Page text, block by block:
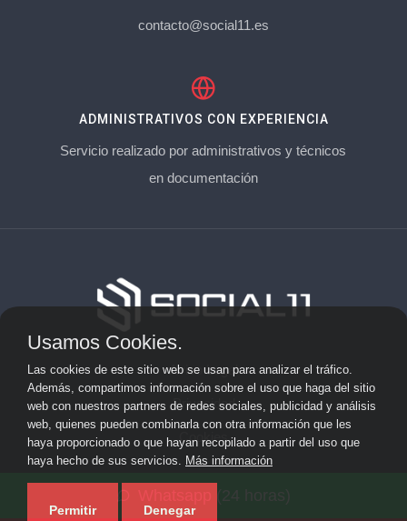
contacto@social11.es
ADMINISTRATIVOS CON EXPERIENCIA
Servicio realizado por administrativos y técnicos
en documentación
Aviso Legal
Privacidad
Cookies
posicionamiento web y SEO ·
Usamos Cookies.
Las cookies de este sitio web se usan para analizar el tráfico.
Además, compartimos información sobre el uso que haga del sitio
web con nuestros partners de redes sociales, publicidad y análisis
web, quienes pueden combinarla con otra información que les
haya proporcionado o que hayan recopilado a partir del uso que
haya hecho de sus servicios. Más información
Permitir Denegar